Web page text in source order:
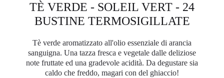
TÈ VERDE - SOLEIL VERT - 24
BUSTINE TERMOSIGILLATE
Tè verde aromatizzato all'olio essenziale di arancia
sanguigna. Una tazza fresca e vegetale dalle deliziose
note fruttate ed una gradevole acidità. Da degustare sia
caldo che freddo, magari con del ghiaccio!